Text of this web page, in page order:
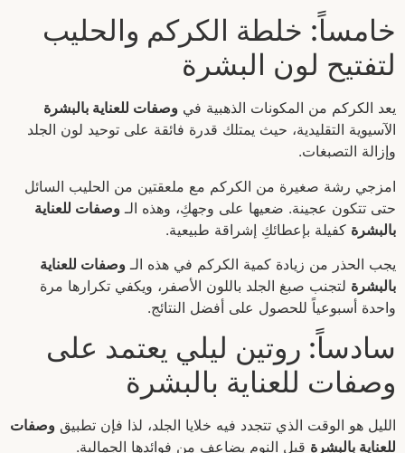
خامساً: خلطة الكركم والحليب
لتفتيح لون البشرة
يعد الكركم من المكونات الذهبية في وصفات للعناية بالبشرة
الآسيوية التقليدية، حيث يمتلك قدرة فائقة على توحيد لون الجلد
وإزالة التصبغات.
امزجي رشة صغيرة من الكركم مع ملعقتين من الحليب السائل
حتى تتكون عجينة. ضعيها على وجهكِ، وهذه الـ وصفات للعناية
بالبشرة كفيلة بإعطائكِ إشراقة طبيعية.
يجب الحذر من زيادة كمية الكركم في هذه الـ وصفات للعناية
بالبشرة لتجنب صبغ الجلد باللون الأصفر، ويكفي تكرارها مرة
واحدة أسبوعياً للحصول على أفضل النتائج.
سادساً: روتين ليلي يعتمد على
وصفات للعناية بالبشرة
الليل هو الوقت الذي تتجدد فيه خلايا الجلد، لذا فإن تطبيق وصفات
للعناية بالبشرة قبل النوم يضاعف من فوائدها الجمالية.